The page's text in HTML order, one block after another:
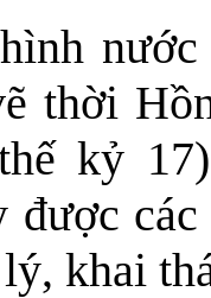
thời
kỷ
khai